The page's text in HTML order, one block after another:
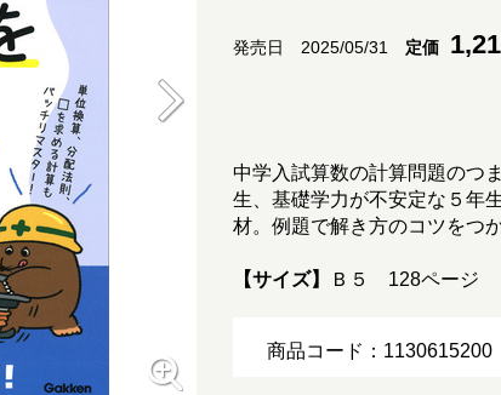
発売日 2025/05/31 定価
中学入試算数の計算問題のつ
生、基礎学力が不安定な５年
材。例題で解き方のコツをつ
【サイズ】 Ｂ５ 128ページ
商品コード：1130615200